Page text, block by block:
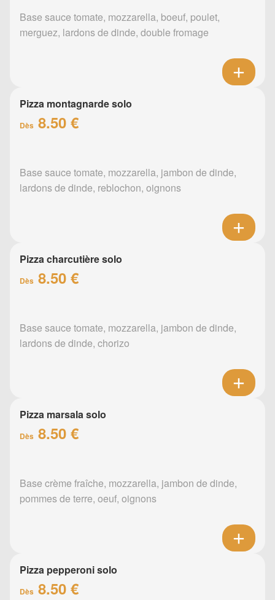
Base sauce tomate, mozzarella, boeuf, poulet,
merguez, lardons de dinde, double fromage
Pizza montagnarde solo
Dès 8.50 €
Base sauce tomate, mozzarella, jambon de dinde,
lardons de dinde, reblochon, oignons
Pizza charcutière solo
Dès 8.50 €
Base sauce tomate, mozzarella, jambon de dinde,
lardons de dinde, chorizo
Pizza marsala solo
Dès 8.50 €
Base crème fraîche, mozzarella, jambon de dinde,
pommes de terre, oeuf, oignons
Pizza pepperoni solo
Dès 8.50 €